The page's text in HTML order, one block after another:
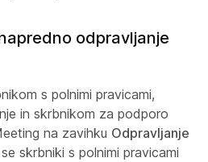
odpravljanje
s polnimi pravicami,
in skrbnikom za podporo
na zavihku Odpravljanje
skrbniki s polnimi pravicami